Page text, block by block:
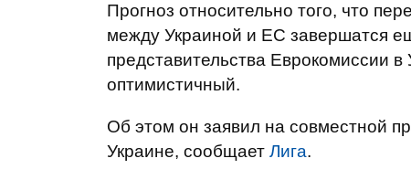
Прогноз относительно того, что
между Украиной и ЕС завершатся
представительства Еврокомиссии
оптимистичный.
Об этом он заявил на совместной
Украине, сообщает Лига.